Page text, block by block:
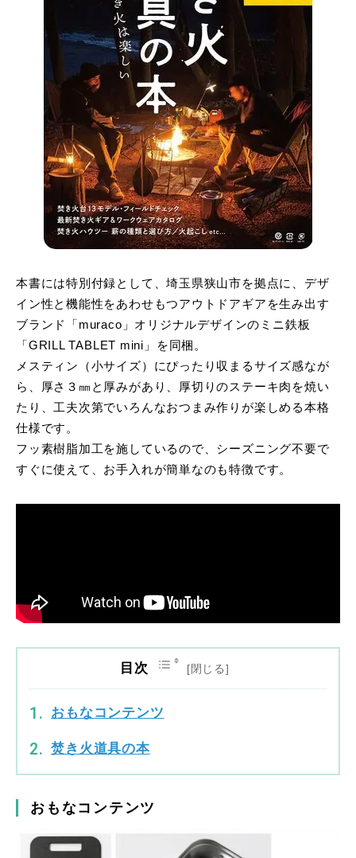
本書には特別付録として、埼玉県狭山市を拠点に、デザ
イン性と機能性をあわせもつアウトドアギアを生み出す
ブランド「muraco」オリジナルデザインのミニ鉄板
「GRILL TABLET mini」を同梱。
メスティン（小サイズ）にぴったり収まるサイズ感なが
ら、厚さ３㎜と厚みがあり、厚切りのステーキ肉を焼い
たり、工夫次第でいろんなおつまみ作りが楽しめる本格
仕様です。
フッ素樹脂加工を施しているので、シーズニング不要で
すぐに使えて、お手入れが簡単なのも特徴です。
目次
おもなコンテンツ
焚き火道具の本
おもなコンテンツ